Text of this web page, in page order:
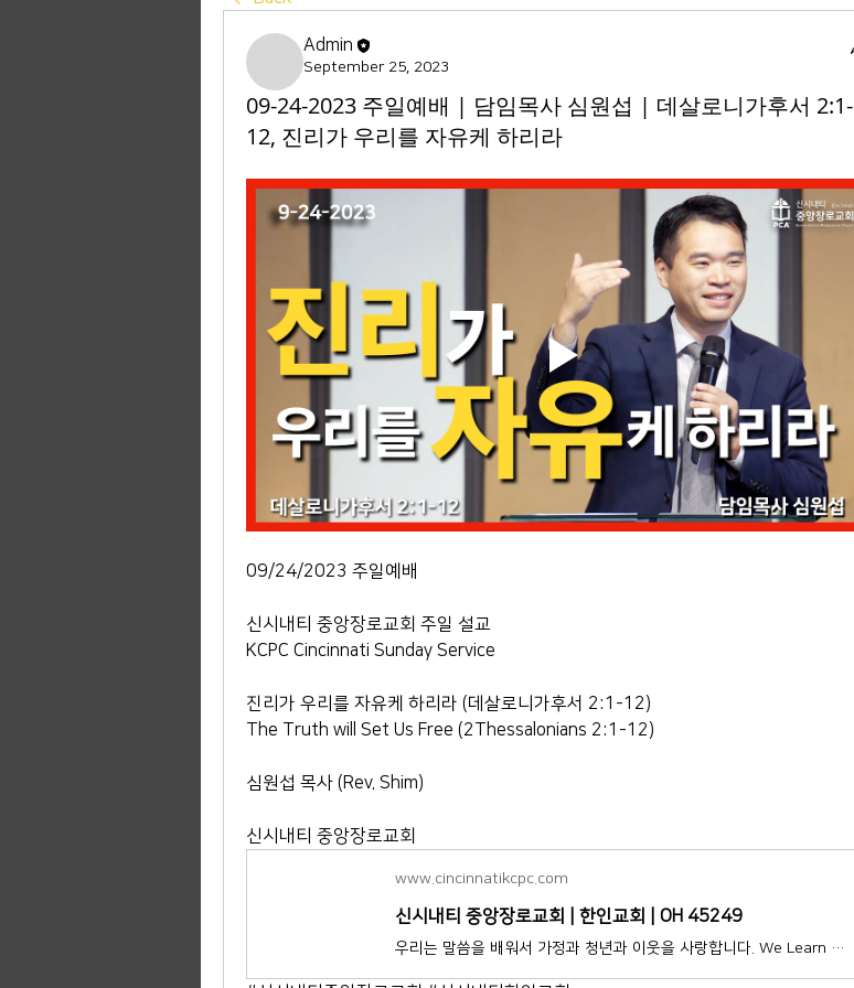
Admin
September 25, 2023
09-24-2023 주일예배 | 담임목사 심원섭 | 데살로니가후서 2:1-
12, 진리가 우리를 자유케 하리라
09/24/2023 주일예배
신시내티 중앙장로교회 주일 설교
KCPC Cincinnati Sunday Service
진리가 우리를 자유케 하리라 (데살로니가후서 2:1-12)
The Truth will Set Us Free (2Thessalonians 2:1-12)
심원섭 목사 (Rev. Shim)
신시내티 중앙장로교회
www.cincinnatikcpc.com
신시내티 중앙장로교회 | 한인교회 | OH 45249
우리는 말씀을 배워서 가정과 청년과 이웃을 사랑합니다. We Learn and Love in Christ.